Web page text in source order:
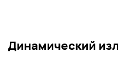
Динамический